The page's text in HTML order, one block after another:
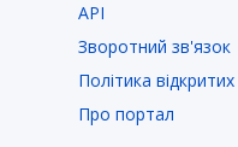
API
Зворотний зв'язок
Політика
Про портал